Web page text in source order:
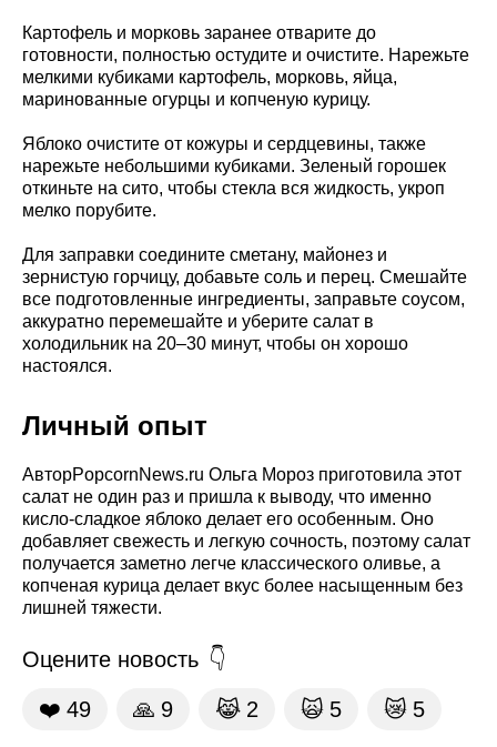
Картофель и морковь заранее отварите до
готовности, полностью остудите и очистите. Нарежьте
мелкими кубиками картофель, морковь, яйца,
маринованные огурцы и копченую курицу.
Яблоко очистите от кожуры и сердцевины, также
нарежьте небольшими кубиками. Зеленый горошек
откиньте на сито, чтобы стекла вся жидкость, укроп
мелко порубите.
Для заправки соедините сметану, майонез и
зернистую горчицу, добавьте соль и перец. Смешайте
все подготовленные ингредиенты, заправьте соусом,
аккуратно перемешайте и уберите салат в
холодильник на 20–30 минут, чтобы он хорошо
настоялся.
Личный опыт
АвторPopcornNews.ru Ольга Мороз приготовила этот
салат не один раз и пришла к выводу, что именно
кисло-сладкое яблоко делает его особенным. Оно
добавляет свежесть и легкую сочность, поэтому салат
получается заметно легче классического оливье, а
копченая курица делает вкус более насыщенным без
лишней тяжести.
Оцените новость
❤️ 49 🙏 9 😹 2 🙀 5 😿 5